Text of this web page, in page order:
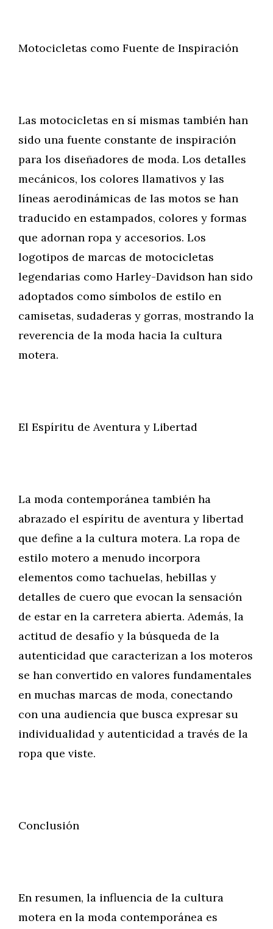
Motocicletas como Fuente de Inspiración
Las motocicletas en sí mismas también han
sido una fuente constante de inspiración
para los diseñadores de moda. Los detalles
mecánicos, los colores llamativos y las
líneas aerodinámicas de las motos se han
traducido en estampados, colores y formas
que adornan ropa y accesorios. Los
logotipos de marcas de motocicletas
legendarias como Harley-Davidson han sido
adoptados como símbolos de estilo en
camisetas, sudaderas y gorras, mostrando la
reverencia de la moda hacia la cultura
motera.
El Espíritu de Aventura y Libertad
La moda contemporánea también ha
abrazado el espíritu de aventura y libertad
que define a la cultura motera. La ropa de
estilo motero a menudo incorpora
elementos como tachuelas, hebillas y
detalles de cuero que evocan la sensación
de estar en la carretera abierta. Además, la
actitud de desafío y la búsqueda de la
autenticidad que caracterizan a los moteros
se han convertido en valores fundamentales
en muchas marcas de moda, conectando
con una audiencia que busca expresar su
individualidad y autenticidad a través de la
ropa que viste.
Conclusión
En resumen, la influencia de la cultura
motera en la moda contemporánea es